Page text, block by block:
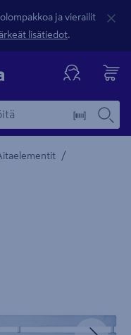
ja vierailit
lisätiedot.
/
kuvaus -